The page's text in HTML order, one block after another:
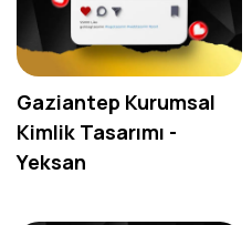
Ambalaj ve Etiket Tasarımı
Gaziantep Kurumsal
Kimlik Tasarımı -
Yeksan